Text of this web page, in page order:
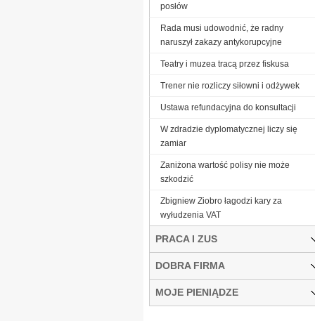
posłów
Rada musi udowodnić, że radny
naruszył zakazy antykorupcyjne
Teatry i muzea tracą przez fiskusa
Trener nie rozliczy siłowni i odżywek
Ustawa refundacyjna do konsultacji
W zdradzie dyplomatycznej liczy się
zamiar
Zaniżona wartość polisy nie może
szkodzić
Zbigniew Ziobro łagodzi kary za
wyłudzenia VAT
PRACA I ZUS
DOBRA FIRMA
MOJE PIENIĄDZE